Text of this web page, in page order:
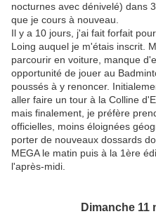
nocturnes avec dénivelé) dans
que je cours à nouveau.
Il y a 10 jours, j'ai fait forfait
Loing auquel je m'étais inscrit.
parcourir en voiture, manque
opportunité de jouer au
poussés à y renoncer.
aller faire un tour à la Colline
mais finalement, je préfère
officielles, moins éloignées
porter de nouveaux dossards
MEGA le matin puis à la 1ère
l'après-midi.
Dimanche 11